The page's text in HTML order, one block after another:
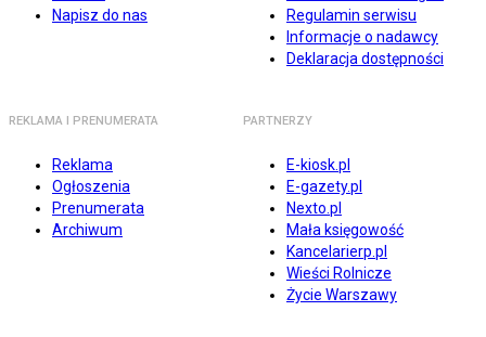
Napisz do nas
Regulamin serwisu
Informacje o nadawcy
Deklaracja dostępności
REKLAMA I PRENUMERATA
Reklama
Ogłoszenia
Prenumerata
Archiwum
PARTNERZY
E-kiosk.pl
E-gazety.pl
Nexto.pl
Mała księgowość
Kancelarierp.pl
Wieści Rolnicze
Życie Warszawy